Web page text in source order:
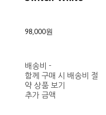
98,000원
배송비 -
함께 구매 시 배송비 절
약 상품 보기
추가 금액